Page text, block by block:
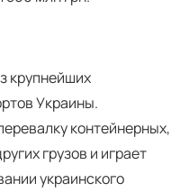
крупнейших
Украины.
контейнерных,
грузов и играет
украинского